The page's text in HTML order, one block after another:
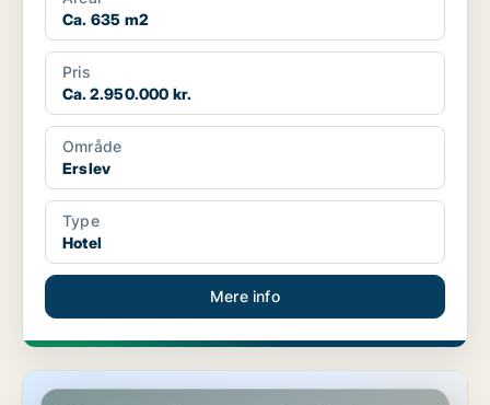
Ca. 635 m2
Pris
Ca. 2.950.000 kr.
Område
Erslev
Type
Hotel
Mere info
Hotelejendom i Hanstholm